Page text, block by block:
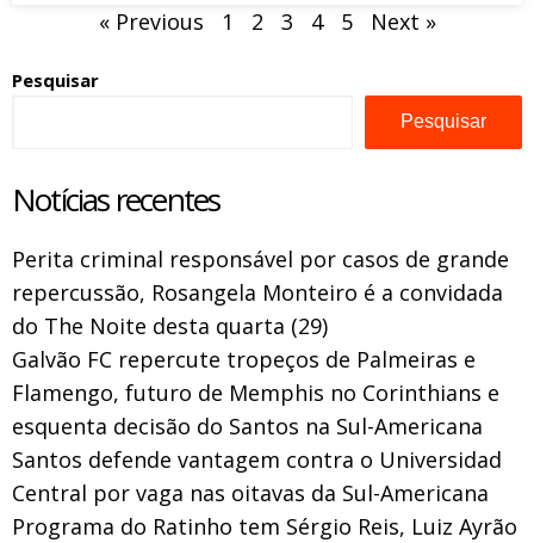
« Previous 1 2 3 4 5 Next »
Pesquisar
Pesquisar
Notícias recentes
Perita criminal responsável por casos de grande
repercussão, Rosangela Monteiro é a convidada
do The Noite desta quarta (29)
Galvão FC repercute tropeços de Palmeiras e
Flamengo, futuro de Memphis no Corinthians e
esquenta decisão do Santos na Sul-Americana
Santos defende vantagem contra o Universidad
Central por vaga nas oitavas da Sul-Americana
Programa do Ratinho tem Sérgio Reis, Luiz Ayrão